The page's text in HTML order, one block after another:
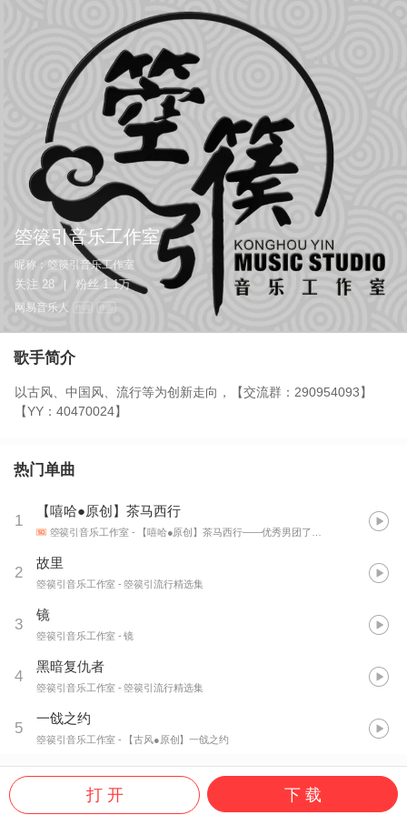
箜篌引音乐工作室
昵称： 箜篌引音乐工作室
关注 28 粉丝 1.1万
网易音乐人 作曲
歌手简介
以古风、中国风、流行等为创新走向，【交流群：290954093】
【YY：40470024】
热门单曲
1
【嘻哈●原创】茶马西行
箜篌引音乐工作室- 【嘻哈●原创】茶马西行——优秀男团了解一下~
2
故里
箜篌引音乐工作室 - 箜篌引流行精选集
3
镜
箜篌引音乐工作室 - 镜
4
黑暗复仇者
箜篌引音乐工作室 - 箜篌引流行精选集
5
一戗之约
箜篌引音乐工作室 - 【古风●原创】一戗之约
打 开 下 载